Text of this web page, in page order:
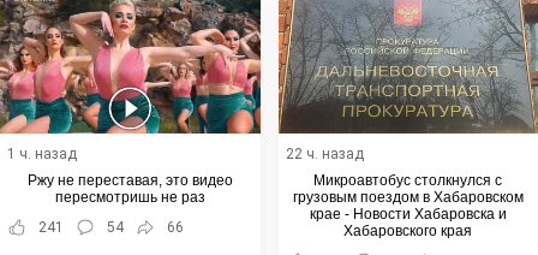
1 ч. назад
Ржу не переставая, это видео
пересмотришь не раз
241
54 66
22 ч. назад
Микроавтобус столкнулся с
грузовым поездом в Хабаровском
крае - Новости Хабаровска и
Хабаровского края